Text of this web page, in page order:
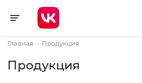
Toggle navigation
Главная - Продукция
Продукция